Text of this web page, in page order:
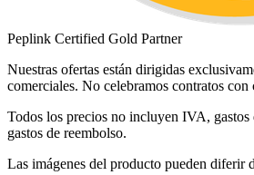
Peplink Certified Gold Partner
Nuestras ofertas están dirigidas
comerciales. No celebramos contratos con
Todos los precios no incluyen IVA, gastos
gastos de reembolso.
Las imágenes del producto pueden diferir